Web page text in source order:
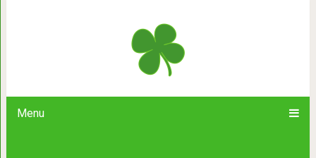
Menu
«Москва слезам не